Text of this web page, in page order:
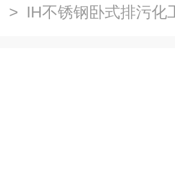
> IH不锈钢卧式排污化